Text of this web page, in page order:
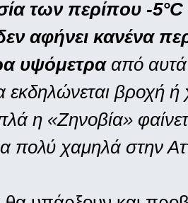
των περίπου -
αφήνει κανένα
υψόμετρααπό αυτά
εκδηλώνεται βροχή
η «Ζηνοβία»
πολύ χαμηλά στην